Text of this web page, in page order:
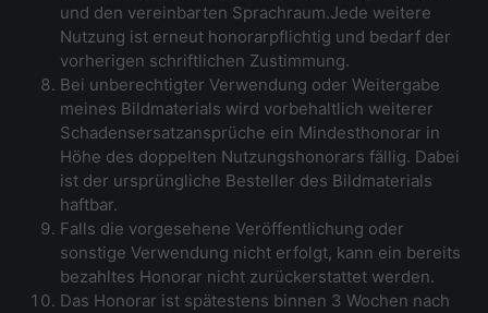
und den vereinbarten Sprachraum.Jede weitere
Nutzung ist erneut honorarpflichtig und bedarf der
vorherigen schriftlichen Zustimmung.
Bei unberechtigter Verwendung oder Weitergabe
meines Bildmaterials wird vorbehaltlich weiterer
Schadensersatzansprüche ein Mindesthonorar in
Höhe des doppelten Nutzungshonorars fällig. Dabei
ist der ursprüngliche Besteller des Bildmaterials
haftbar.
Falls die vorgesehene Veröffentlichung oder
sonstige Verwendung nicht erfolgt, kann ein bereits
bezahltes Honorar nicht zurückerstattet werden.
Das Honorar ist spätestens binnen 3 Wochen nach